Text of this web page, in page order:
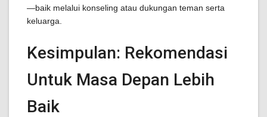
—baik melalui konseling atau dukungan teman serta
keluarga.
Kesimpulan: Rekomendasi
Untuk Masa Depan Lebih
Baik